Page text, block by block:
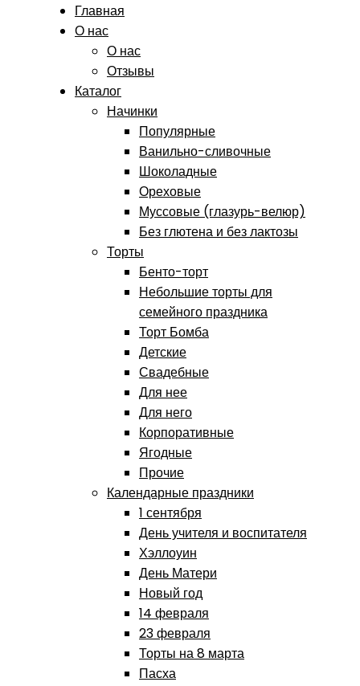
Главная
О нас
О нас
Отзывы
Каталог
Начинки
Популярные
Ванильно-сливочные
Шоколадные
Ореховые
Муссовые (глазурь-велюр)
Без глютена и без лактозы
Торты
Бенто-торт
Небольшие торты для
семейного праздника
Торт Бомба
Детские
Свадебные
Для нее
Для него
Корпоративные
Ягодные
Прочие
Календарные праздники
1 сентября
День учителя и воспитателя
Хэллоуин
День Матери
Новый год
14 февраля
23 февраля
Торты на 8 марта
Пасха